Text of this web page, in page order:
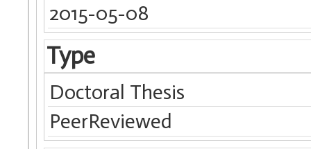
2015-05-08
Type
Doctoral Thesis
PeerReviewed